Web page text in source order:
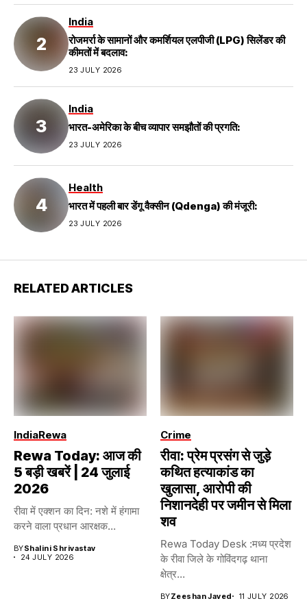
India
रोजमर्रा के सामानों और कमर्शियल एलपीजी (LPG) सिलेंडर की
कीमतों में बदलाव:
23 JULY 2026
India
भारत-अमेरिका के बीच व्यापार समझौतों की प्रगति:
23 JULY 2026
Health
भारत में पहली बार डेंगू वैक्सीन (Qdenga) की मंजूरी:
23 JULY 2026
RELATED ARTICLES
IndiaRewa
Rewa Today: आज की
5 बड़ी खबरें | 24 जुलाई
2026
रीवा में एक्शन का दिन: नशे में हंगामा
करने वाला प्रधान आरक्षक...
BYShalini Shrivastav
24 JULY 2026
Crime
रीवा: प्रेम प्रसंग से जुड़े
कथित हत्याकांड का
खुलासा, आरोपी की
निशानदेही पर जमीन से मिला
शव
Rewa Today Desk :मध्य प्रदेश
के रीवा जिले के गोविंदगढ़ थाना
क्षेत्र...
BYZeeshan Javed 11 JULY 2026